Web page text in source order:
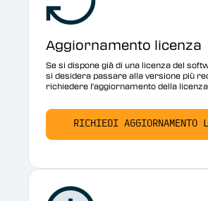
Aggiornamento licenza
Se si dispone già di una licenza del
si desidera passare alla versione più
richiedere l'aggiornamento della
RICHIEDI AGGIORNAMENTO